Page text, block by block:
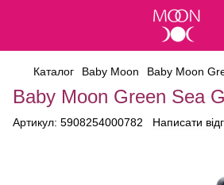
Каталог Baby Moon Baby Moon
Baby Moon Green Sea
Артикул: 5908254000782 Написати